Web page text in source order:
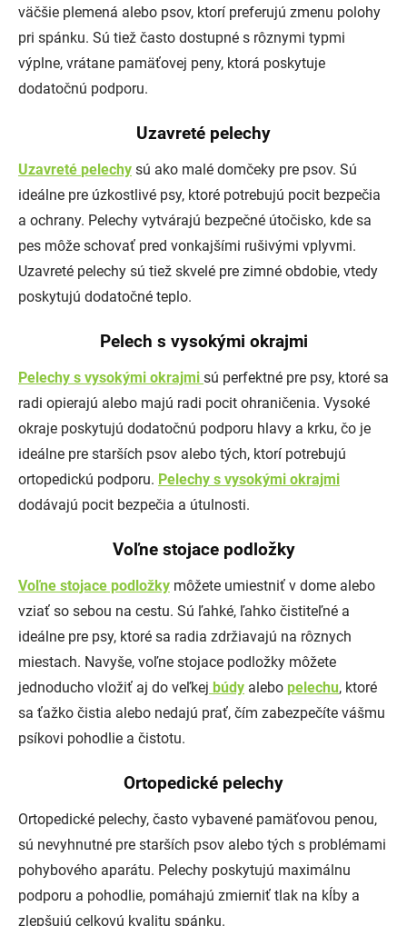
väčšie plemená alebo psov, ktorí preferujú zmenu polohy
pri spánku. Sú tiež často dostupné s rôznymi typmi
výplne, vrátane pamäťovej peny, ktorá poskytuje
dodatočnú podporu.
Uzavreté pelechy
Uzavreté pelechy sú ako malé domčeky pre psov. Sú
ideálne pre úzkostlivé psy, ktoré potrebujú pocit bezpečia
a ochrany. Pelechy vytvárajú bezpečné útočisko, kde sa
pes môže schovať pred vonkajšími rušivými vplyvmi.
Uzavreté pelechy sú tiež skvelé pre zimné obdobie, vtedy
poskytujú dodatočné teplo.
Pelech s vysokými okrajmi
Pelechy s vysokými okrajmi sú perfektné pre psy, ktoré sa
radi opierajú alebo majú radi pocit ohraničenia. Vysoké
okraje poskytujú dodatočnú podporu hlavy a krku, čo je
ideálne pre starších psov alebo tých, ktorí potrebujú
ortopedickú podporu. Pelechy s vysokými okrajmi
dodávajú pocit bezpečia a útulnosti.
Voľne stojace podložky
Voľne stojace podložky môžete umiestniť v dome alebo
vziať so sebou na cestu. Sú ľahké, ľahko čistiteľné a
ideálne pre psy, ktoré sa radia zdržiavajú na rôznych
miestach. Navyše, voľne stojace podložky môžete
jednoducho vložiť aj do veľkej búdy alebo pelechu, ktoré
sa ťažko čistia alebo nedajú prať, čím zabezpečíte vášmu
psíkovi pohodlie a čistotu.
Ortopedické pelechy
Ortopedické pelechy, často vybavené pamäťovou penou,
sú nevyhnutné pre starších psov alebo tých s problémami
pohybového aparátu. Pelechy poskytujú maximálnu
podporu a pohodlie, pomáhajú zmierniť tlak na kĺby a
zlepšujú celkovú kvalitu spánku.